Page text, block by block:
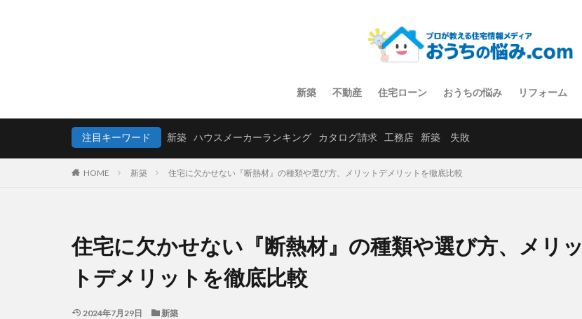
新築 不動産 住宅ローン おうちの悩み リフォーム
注目キーワード 新築 ハウスメーカーランキング カタログ請求 工務店 新築 失敗
HOME 新築 住宅に欠かせない『断熱材』の種類や選び方、メリットデメリットを徹底比較
住宅に欠かせない『断熱材』の種類や選び方、メリッ
トデメリットを徹底比較
2024年7月29日 新築